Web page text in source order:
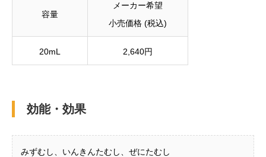
容量
メーカー希望
小売価格 (税込)
20mL 2,640円
効能・効果
みずむし、いんきんたむし、ぜにたむし